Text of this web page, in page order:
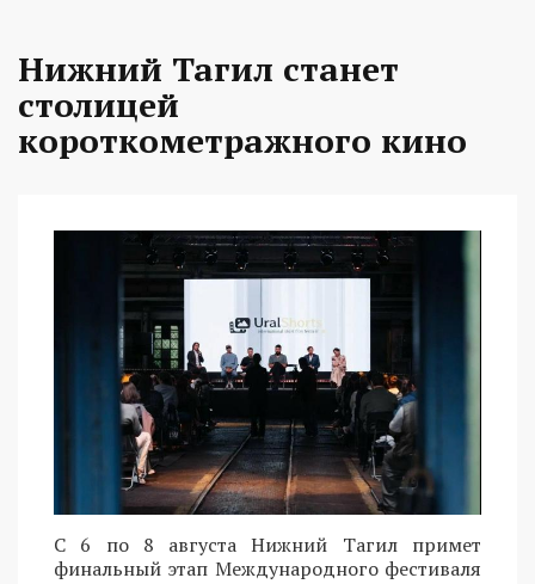
Нижний Тагил станет
столицей
короткометражного кино
С 6 по 8 августа Нижний Тагил примет
финальный этап Международного фестиваля